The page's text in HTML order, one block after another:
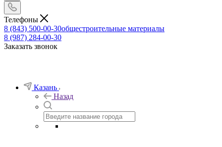
Телефоны
8 (843) 500-00-30общестроительные материалы
8 (987) 284-00-30
Заказать звонок
Казань
Назад